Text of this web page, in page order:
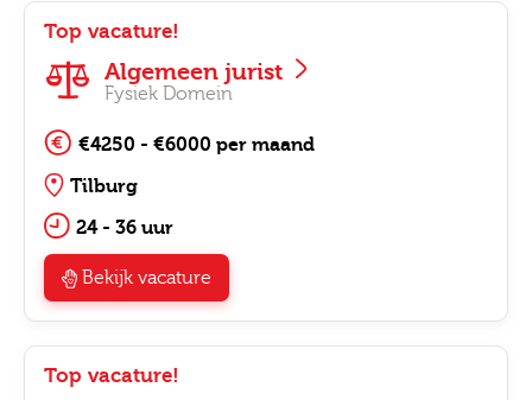
Algemeen jurist
Fysiek Domein
Top vacature!
€4250 - €6000 per maand
Tilburg
24 - 36 uur
Bekijk vacature
Top vacature!